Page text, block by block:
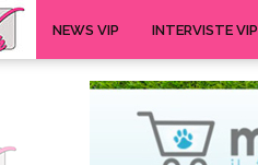
NEWS VIP INTERVISTE VIP